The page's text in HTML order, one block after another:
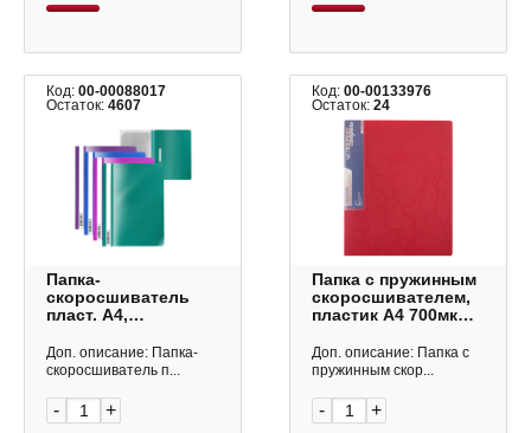
Код: 00-00088017
Остаток: 4607
Папка-
скоросшиватель
пласт. А4,
"Сияние. Апельсин"
ассорти 50021 Erich
Доп. описание: Папка-
скоросшиватель п...
- +
Код:00-00133976
Остаток:24
Папка с пружинным
скоросшивателем,
пластик А4 700мкм
EC210530047 Expert
Complete
Доп. описание: Папка с
пружинным скор...
- +